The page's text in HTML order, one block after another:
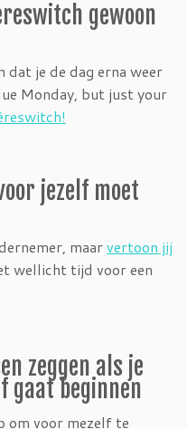
gewoon
dat je de dag erna weer
Monday, but just your
jezelf moet
maarvertoon jij
wellicht tijd voor een
zeggen als je
gaat beginnen
om voor mezelf te